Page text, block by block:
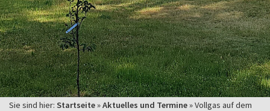
Sie sind hier: Startseite»Aktuelles und Termine»Vollgas auf dem